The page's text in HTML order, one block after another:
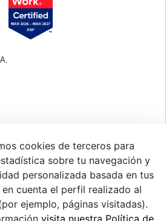
cookies de terceros para
sobre tu navegación y
personalizada basada en tus
cuenta el perfil realizado al
ejemplo, páginas visitadas).
visita nuestra Política de